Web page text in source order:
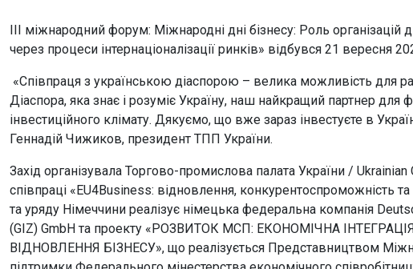
III міжнародний форум: Міжнародні дні бізнесу: Роль організацій
через процеси інтернаціоналізації ринків» відбувся 21 вересня
«Співпраця з українською діаспорою – велика можливість для
Діаспора, яка знає і розуміє Україну, наш найкращий партнер для
інвестиційного клімату. Дякуємо, що вже зараз інвестуєте в
Геннадій Чижиков, президент ТПП України.
Захід організувала Торгово-промислова палата України /
співпраці «EU4Business: відновлення, конкурентоспроможність
та уряду Німеччини реалізує німецька федеральна компанія
(GIZ) GmbH та проекту «РОЗВИТОК МСП: ЕКОНОМІЧНА
ВІДНОВЛЕННЯ БІЗНЕСУ», що реалізується Представництвом